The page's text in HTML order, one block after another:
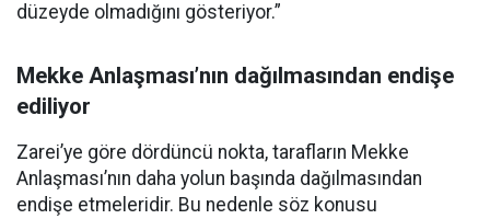
düzeyde olmadığını gösteriyor.”
Mekke Anlaşması’nın dağılmasından endişe
ediliyor
Zarei’ye göre dördüncü nokta, tarafların Mekke
Anlaşması’nın daha yolun başında dağılmasından
endişe etmeleridir. Bu nedenle söz konusu